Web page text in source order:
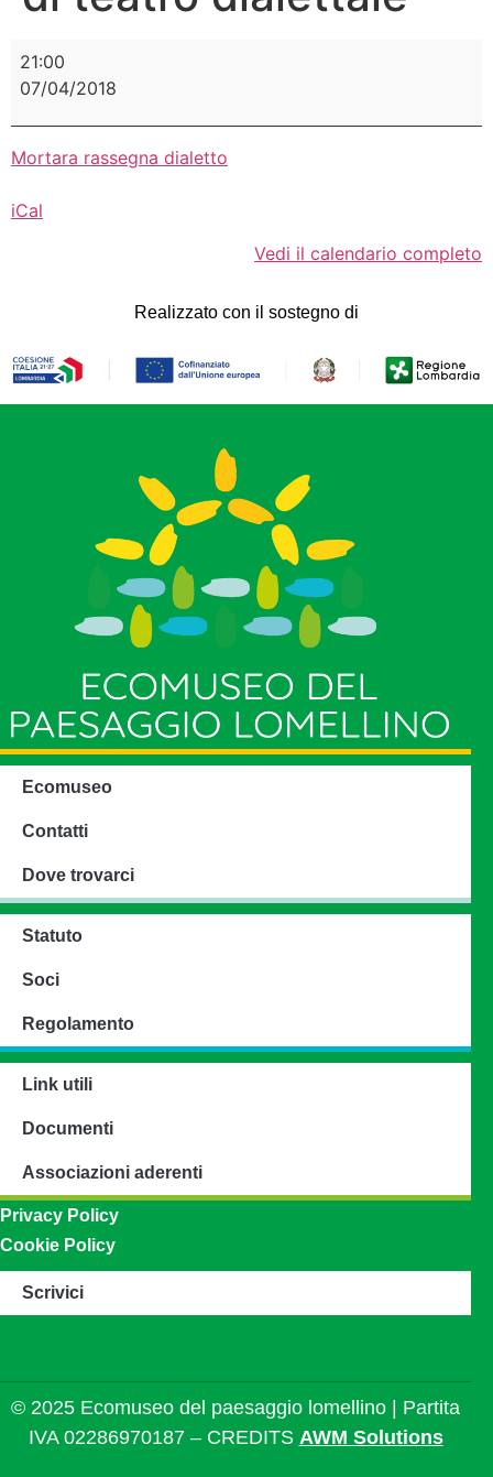
21:00
07/04/2018
Mortara rassegna dialetto
iCal
Vedi il calendario completo
Realizzato con il sostegno di
Ecomuseo
Contatti
Dove trovarci
Statuto
Soci
Regolamento
Link utili
Documenti
Associazioni aderenti
Privacy Policy
Cookie Policy
Scrivici
© 2025 Ecomuseo del paesaggio lomellino | Partita
IVA 02286970187 – CREDITS AWM Solutions